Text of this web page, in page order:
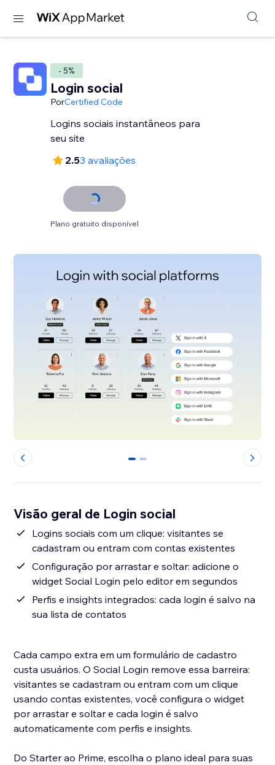
- 5%
Login social
PorCertified Code
Logins sociais instantâneos para
seu site
2.53 avaliações
Plano gratuito disponível
0 1
Visão geral de Login social
Logins sociais com um clique: visitantes se
cadastram ou entram com contas existentes
Configuração por arrastar e soltar: adicione o
widget Social Login pelo editor em segundos
Perfis e insights integrados: cada login é salvo na
sua lista de contatos
Cada campo extra em um formulário de cadastro
custa usuários. O Social Login remove essa barreira:
visitantes se cadastram ou entram com um clique
usando contas existentes, você configura o widget
por arrastar e soltar e cada login é salvo
automaticamente com perfis e insights.
Do Starter ao Prime, escolha o plano ideal para suas